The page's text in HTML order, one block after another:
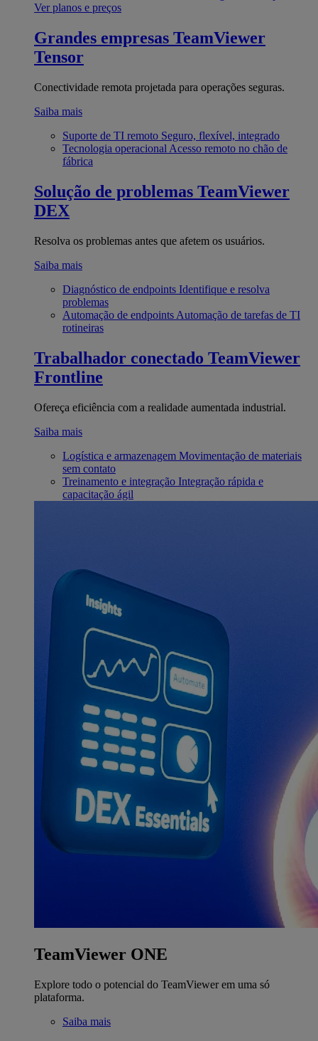
Ver planos e preços
Grandes empresas TeamViewer
Tensor
Conectividade remota projetada para operações seguras.
Saiba mais
Suporte de TI remoto Seguro, flexível, integrado
Tecnologia operacional Acesso remoto no chão de
fábrica
Solução de problemas TeamViewer
DEX
Resolva os problemas antes que afetem os usuários.
Saiba mais
Diagnóstico de endpoints Identifique e resolva
problemas
Automação de endpoints Automação de tarefas de TI
rotineiras
Trabalhador conectado TeamViewer
Frontline
Ofereça eficiência com a realidade aumentada industrial.
Saiba mais
Logística e armazenagem Movimentação de materiais
sem contato
Treinamento e integração Integração rápida e
capacitação ágil
TeamViewer ONE
Explore todo o potencial do TeamViewer em uma só
plataforma.
Saiba mais